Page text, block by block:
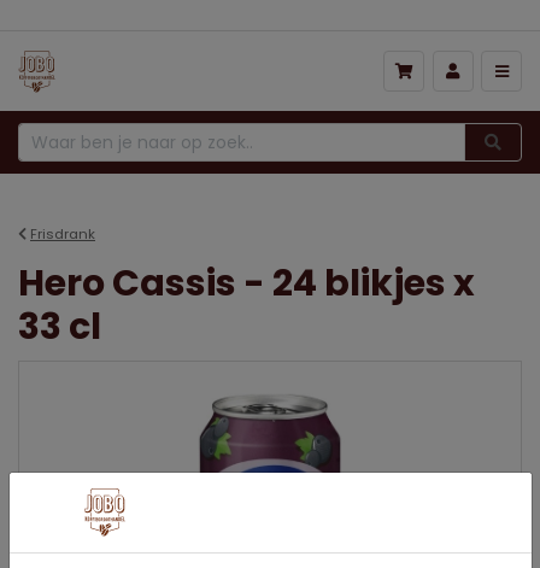
Frisdrank
Hero Cassis - 24 blikjes x
33 cl